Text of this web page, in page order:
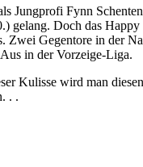
Jungprofi Fynn
gelang. Doch das Happy
Zwei Gegentore in der
in der Vorzeige-Liga.
Kulisse wird man
. .